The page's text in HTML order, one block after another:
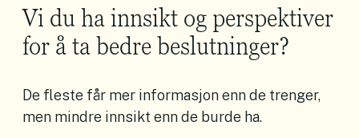
Vi du ha innsikt og perspektiver
for å ta bedre beslutninger?
De fleste får mer informasjon enn de trenger,
men mindre innsikt enn de burde ha.